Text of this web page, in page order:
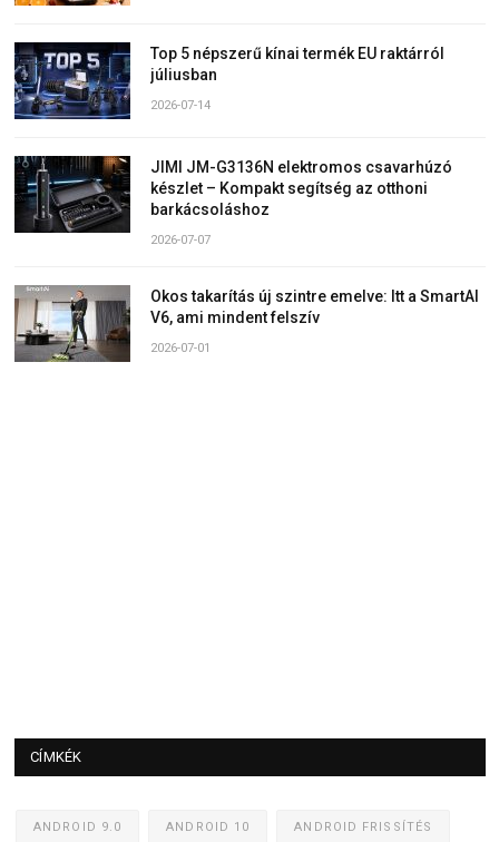
Top 5 népszerű kínai termék EU raktárról
júliusban
2026-07-14
JIMI JM-G3136N elektromos csavarhúzó
készlet – Kompakt segítség az otthoni
barkácsoláshoz
2026-07-07
Okos takarítás új szintre emelve: Itt a SmartAI
V6, ami mindent felszív
2026-07-01
CÍMKÉK
ANDROID 9.0 ANDROID 10 ANDROID FRISSÍTÉS